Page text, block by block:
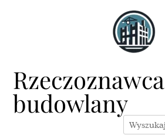
Rzeczoznawca
budowlany